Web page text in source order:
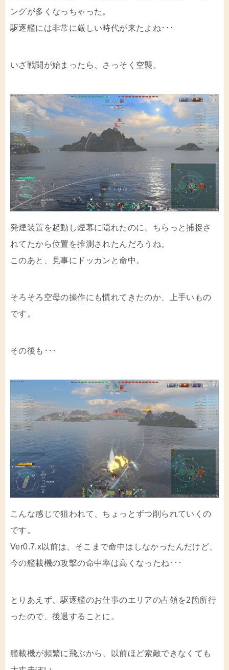
ングが多くなっちゃった。
駆逐艦には非常に厳しい時代が来たよね･･･
いざ戦闘が始まったら、さっそく空襲。
発煙装置を起動し煙幕に隠れたのに、ちらっと捕捉さ
れてたから位置を推測されたんだろうね。
このあと、見事にドッカンと命中。
そろそろ空母の操作にも慣れてきたのか、上手いもの
です。
その後も･･･
こんな感じで狙われて、ちょっとずつ削られていくの
です。
Ver0.7.x以前は、そこまで命中はしなかったんだけど、
今の艦載機の攻撃の命中率は高くなったね･･･
とりあえず、駆逐艦のお仕事のエリアの占領を2箇所行
ったので、後退することに。
艦載機が頻繁に飛ぶから、以前ほど索敵できなくても